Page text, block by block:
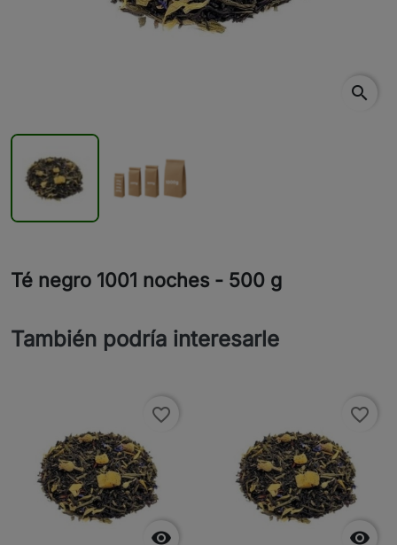
search
Té negro 1001 noches - 500 g
También podría interesarle

favorite_border

favorite_border